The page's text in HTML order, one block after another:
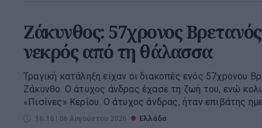
Ζάκυνθος: 57χρονος
νεκρός από τη θάλασσα
Τραγική κατάληξη είχαν οι διακοπές ενός 57χρονου
Ζάκυνθο. Ο άτυχος άνδρας έχασε τη ζωή του, ενώ
«Πισίνες» Κερίου. Ο άτυχος άνδρας, ήταν επιβάτης
16:16 | 06 Αυγούστου 2026 Ελλάδα